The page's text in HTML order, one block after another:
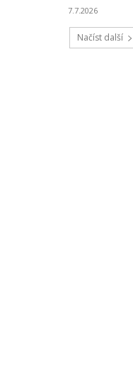
7.7.2026
Načíst další